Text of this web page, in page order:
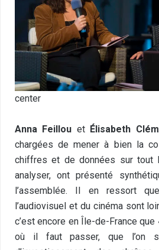
center
Anna Feillou et Élisabeth
chargées de mener à bien la
chiffres et de données sur
analyser, ont présenté
l’assemblée. Il en ressort
l’audiovisuel et du cinéma sont
c’est encore en Île-de-France
où il faut passer, que l’on